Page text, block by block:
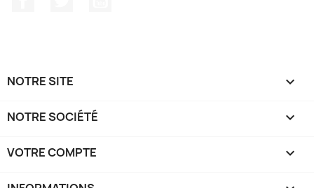
NOTRE SITE 
NOTRE SOCIÉTÉ 
VOTRE COMPTE 